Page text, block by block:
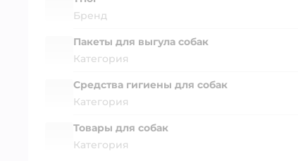
Бренд
Пакеты для выгула собак
Категория
Средства гигиены для собак
Категория
Товары для собак
Категория